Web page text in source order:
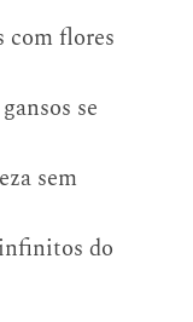
com flores
se
sem
do